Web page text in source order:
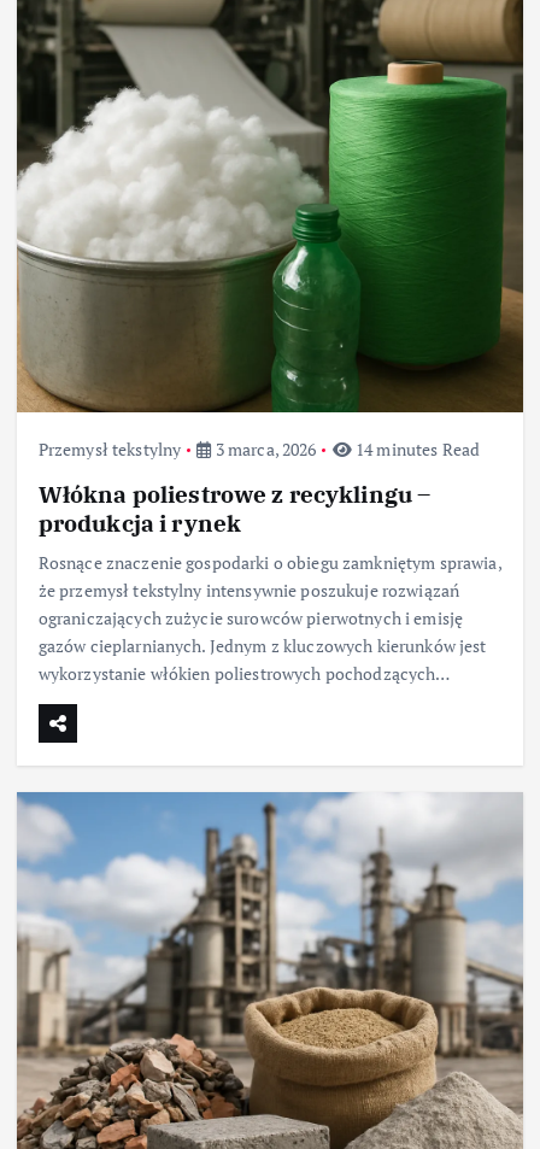
Przemysł tekstylny 3 marca, 2026 14 minutes Read
Włókna poliestrowe z recyklingu –
produkcja i rynek
Rosnące znaczenie gospodarki o obiegu zamkniętym sprawia,
że przemysł tekstylny intensywnie poszukuje rozwiązań
ograniczających zużycie surowców pierwotnych i emisję
gazów cieplarnianych. Jednym z kluczowych kierunków jest
wykorzystanie włókien poliestrowych pochodzących…